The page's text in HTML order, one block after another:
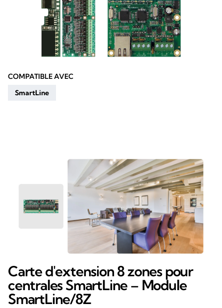
COMPATIBLE AVEC
SmartLine
Carte d'extension 8 zones pour
centrales SmartLine – Module
SmartLine/8Z